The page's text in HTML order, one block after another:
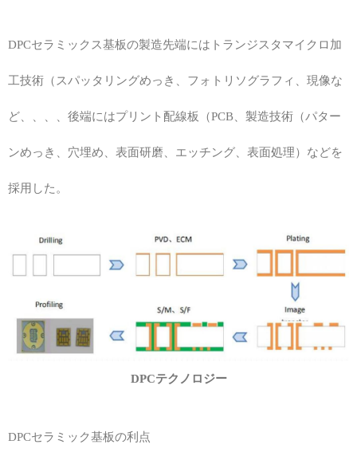
DPCセラミックス基板の製造先端にはトランジスタマイクロ加
工技術（スパッタリングめっき、フォトリソグラフィ、現像な
ど、、、、後端にはプリント配線板（PCB、製造技術（パター
ンめっき、穴埋め、表面研磨、エッチング、表面処理）などを
採用した。
DPCテクノロジー
DPCセラミック基板の利点